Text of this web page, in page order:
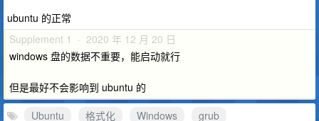
ubuntu 的正常
Supplement 1 · 2020 年 12 月 20 日
windows 盘的数据不重要，能启动就行
但是最好不会影响到 ubuntu 的
Ubuntu
格式化 Windows
grub